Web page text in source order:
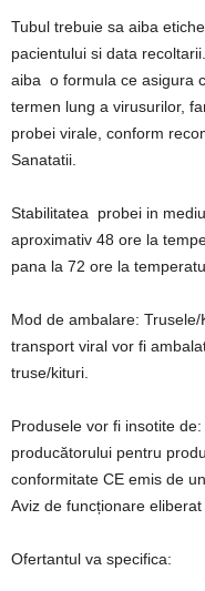
Tubul trebuie sa aiba
pacientului si data
aiba o formula ce asigura
termen lung a virusurilor,
probei virale, conform
Sanatatii.
Stabilitatea probei in
aproximativ 48 ore la
pana la 72 ore la
Mod de ambalare:
transport viral vor fi
truse/kituri.
Produsele vor fi insotite
producătorului pentru
conformitate CE emis de
Aviz de funcționare
Ofertantul va specifica: